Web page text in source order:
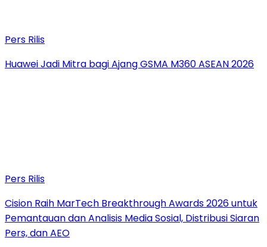
Pers Rilis
Huawei Jadi Mitra bagi Ajang GSMA M360 ASEAN 2026
Pers Rilis
Cision Raih MarTech Breakthrough Awards 2026 untuk
Pemantauan dan Analisis Media Sosial, Distribusi Siaran
Pers, dan AEO